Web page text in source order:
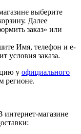
выберите
Далее
заказ» или
Имя, телефон и e-
условия заказа.
у официального
регионе.
интернет-магазине